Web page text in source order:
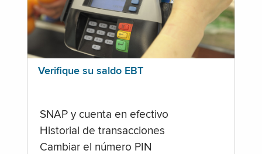
Verifique su saldo EBT
SNAP y cuenta en efectivo
Historial de transacciones
Cambiar el número PIN